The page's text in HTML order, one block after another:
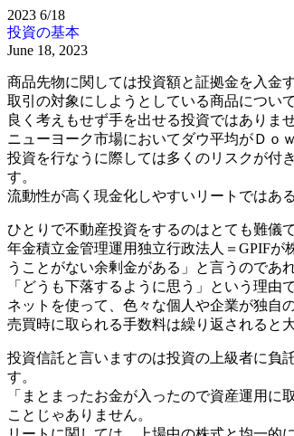
2023 6/18
投資の基本
June 18, 2023
商品先物に関しては投資額と証拠金を入金
取引の対象にしようとしている商品につい
良く考えもせず手を出せる投資ではありま
ニューヨーク市場においてダウ平均がＤｏ
投資を行なうに際しては多くのリスクが付
す。
流動性が高く現金化しやすいリートではあ
ひとりで不動産投資をするのはとても難儀
年金積立金管理運用独立行政法人＝GPIF
うことがない余剰金がある」と言うのであ
「どうも下落するように思う」という理
ネットを使って、色々な個人や企業が独自
売買時に取られる手数料は繰り返されると
投資信託と言いますのは投資の上級者に負
す。
「まとまったお金が入ったので資産運用
ことじゃありません。